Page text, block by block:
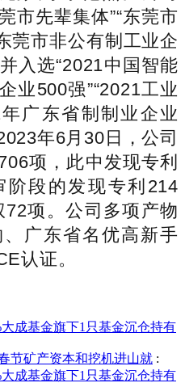
市先辈集体”“东莞市
莞市非公有制工业企
入选“2021中国智能
业500强”“2021工业
年广东省制制业企业
年6月30日，公司
项，此中发现专利
段的发现专利214
项。公司多项产物
广东省名优高新手
认证。
成基金旗下1只基金沉仓持有
节矿产资本和挖机进山就 :
成基金旗下1只基金沉仓持有